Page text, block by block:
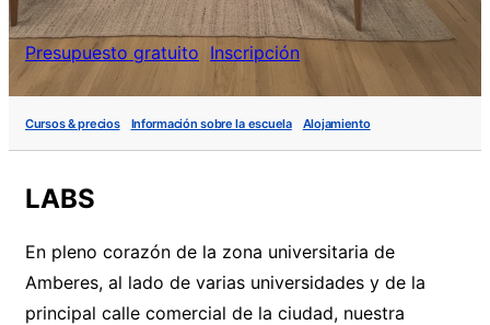
Presupuesto gratuito Inscripción
Cursos & precios Información sobre la escuela Alojamiento
LABS
En pleno corazón de la zona universitaria de
Amberes, al lado de varias universidades y de la
principal calle comercial de la ciudad, nuestra